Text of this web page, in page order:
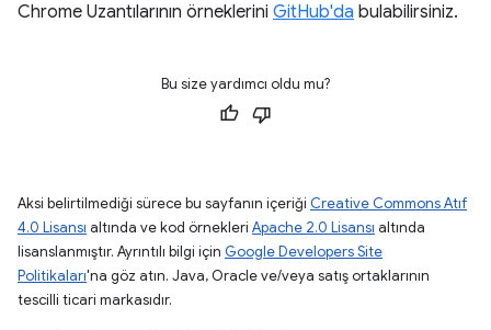
Chrome Uzantılarının örneklerini GitHub'da bulabilirsiniz.
Bu size yardımcı oldu mu?
Aksi belirtilmediği sürece bu sayfanın içeriği Creative Commons Atıf
4.0 Lisansı altında ve kod örnekleri Apache 2.0 Lisansı altında
lisanslanmıştır. Ayrıntılı bilgi için Google Developers Site
Politikaları'na göz atın. Java, Oracle ve/veya satış ortaklarının
tescilli ticari markasıdır.